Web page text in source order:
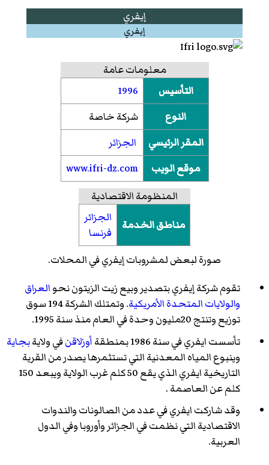
إيفري
إيفري
معلومات عامة
التأسيس
1996
النوع
شركة خاصة
المقر الرئيسي
الجزائر
موقع الويب
www.ifri-dz.com
المنظومة الاقتصادية
مناطق الخدمة
الجزائر
فرنسا
صورة لبعض لمشروبات إيفري في المحلات.
تقوم شركة إيفري بتصدير وبيع زيت الزيتون نحوالعراق
والولايات المتحدة الأمريكية
. وتمتلك الشركة 194 سوق
توزيع وتنتج 20مليون وحدة في العام منذ سنة 1995.
تأسست ايفري في سنة 1986 بمنطقة
أوزلاقنفي ولايةبجاية
وينبوع المياه المعدنية التي تستثمرها يصدر من القرية
التاريخية ايفري الذي يقع 50 كلم غرب الولاية ويبعد 150
كلم عن العاصمة .
وقد شاركت ايفري في عدد من الصالونات والندوات
الاقتصادية التي نظمت في الجزائر وأوروبا وفي الدول
العربية.